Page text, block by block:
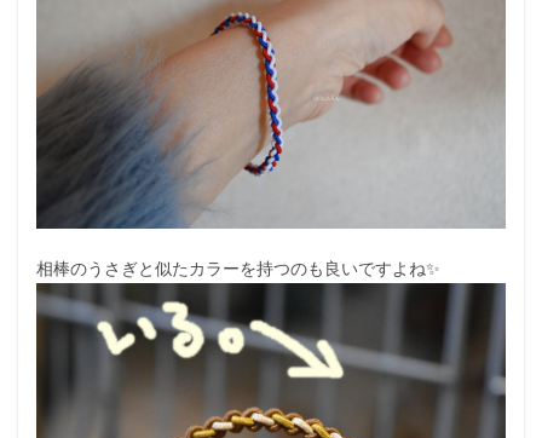
相棒のうさぎと似たカラーを持つのも良いですよね✨